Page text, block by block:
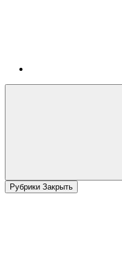
Рубрики Закрыть